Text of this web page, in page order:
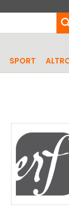
SPORT